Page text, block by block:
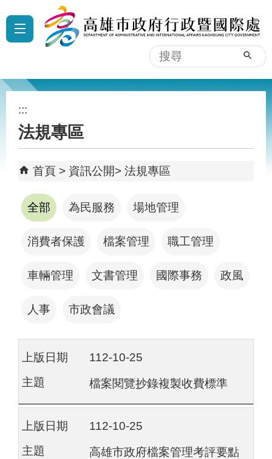
跳到主要內容區塊
搜
尋
:::
法規專區
首頁 資訊公開 法規專區
全部 為民服務 場地管理
消費者保護 檔案管理 職工管理
車輛管理 文書管理 國際事務 政風
人事 市政會議
112-10-25
檔案閱覽抄錄複製收費標準
112-10-25
高雄市政府檔案管理考評要點